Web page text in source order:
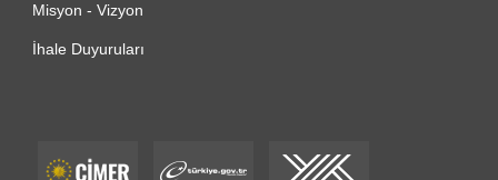
Misyon - Vizyon
İhale Duyuruları